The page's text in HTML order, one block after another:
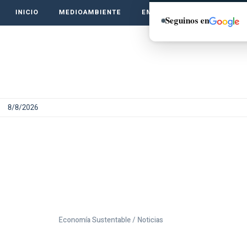
INICIO MEDIOAMBIENTE EMPRENDE VERDE
8/8/2026
Economía Sustentable / Noticias
Seguinos en